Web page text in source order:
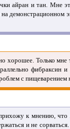
айран и тан. Мне
демонстрационном
Только мне
фибраксин
с пищеварением
к мнению, что
и не